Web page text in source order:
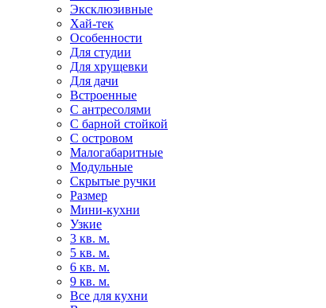
Эксклюзивные
Хай-тек
Особенности
Для студии
Для хрущевки
Для дачи
Встроенные
С антресолями
С барной стойкой
С островом
Малогабаритные
Модульные
Скрытые ручки
Размер
Мини-кухни
Узкие
3 кв. м.
5 кв. м.
6 кв. м.
9 кв. м.
Все для кухни